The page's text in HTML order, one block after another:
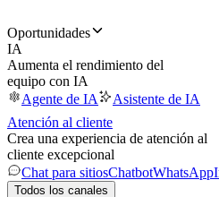
Oportunidades
IA
Aumenta el rendimiento del
equipo con IA
Agente de IA
Asistente de IA
Atención al cliente
Crea una experiencia de atención al
cliente excepcional
Chat para sitiosChatbotWhatsApp
Todos los canales